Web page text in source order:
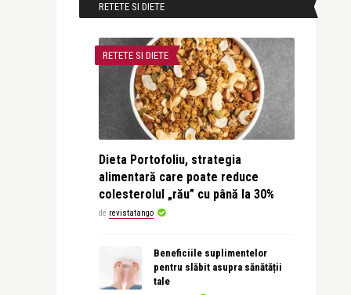
RETETE SI DIETE
RETETE SI DIETE
Dieta Portofoliu, strategia
alimentară care poate reduce
colesterolul „rău” cu până la 30%
de revistatango
Beneficiile suplimentelor
pentru slăbit asupra sănătății
tale